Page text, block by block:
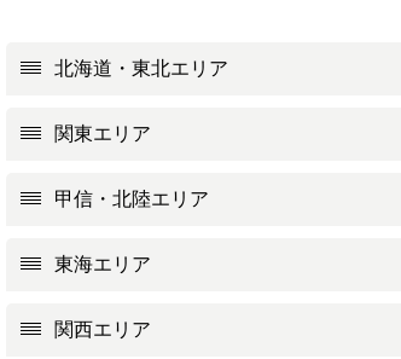
北海道・東北エリア
関東エリア
甲信・北陸エリア
東海エリア
関西エリア